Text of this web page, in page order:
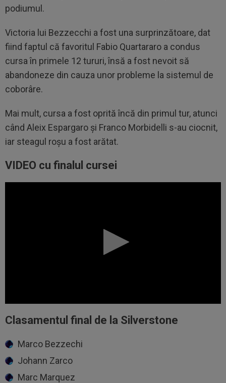
podiumul.
Victoria lui Bezzecchi a fost una surprinzătoare, dat
fiind faptul că favoritul Fabio Quartararo a condus
cursa în primele 12 tururi, însă a fost nevoit să
abandoneze din cauza unor probleme la sistemul de
coborâre.
Mai mult, cursa a fost oprită încă din primul tur, atunci
când Aleix Espargaro și Franco Morbidelli s-au ciocnit,
iar steagul roșu a fost arătat.
VIDEO cu finalul cursei
Clasamentul final de la Silverstone
Marco Bezzechi
Johann Zarco
Marc Marquez